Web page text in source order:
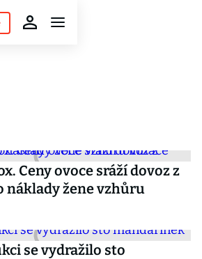
Ceny ovoce sráží dovoz z
náklady žene vzhůru
se vydražilo sto